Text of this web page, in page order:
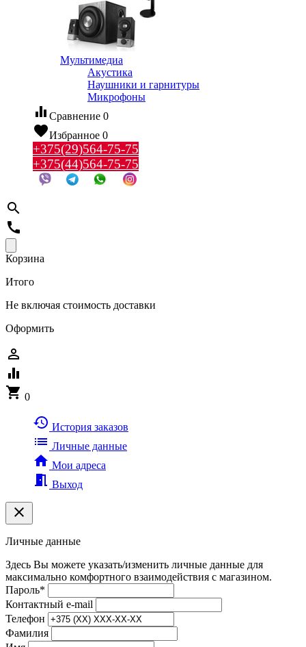
Мультимедиа
Акустика
Наушники и гарнитуры
Микрофоны
equalizer Сравнение 0
favoriteИзбранное 0
+375(29)564-75-75
+375(44)564-75-75
search
call
Корзина
Итого
Не включая стоимость доставки
Оформить
person_outline
equalizer
shopping_cart 0
history История заказов
list Личные данные
home Мои адреса
meeting_room Выход
clear
Личные данные
Здесь Вы можете указать/изменить личные данные для
максимально комфортного взаимодействия с магазином.
Пароль*
Контактный e-mail
Телефон
Фамилия